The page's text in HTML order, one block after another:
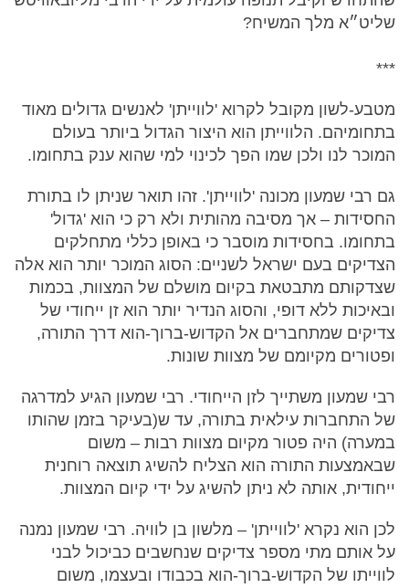
שליט״א מלך המשיח?
***
מטבע-לשון מקובל לקרוא 'לווייתן' לאנשים גדולים מאוד
בתחומיהם. הלווייתן הוא היצור הגדול ביותר בעולם
המוכר לנו ולכן שמו הפך לכינוי למי שהוא ענק בתחומו.
גם רבי שמעון מכונה 'לווייתן'. זהו תואר שניתן לו בתורת
החסידות – אך מסיבה מהותית ולא רק כי הוא 'גדול'
בתחומו. בחסידות מוסבר כי באופן כללי מתחלקים
הצדיקים בעם ישראל לשניים: הסוג המוכר יותר הוא אלה
שצדקותם מתבטאת בקיום מושלם של המצוות, בכמות
ובאיכות ללא דופי, והסוג הנדיר יותר הוא זן ייחודי של
צדיקים שמתחברים אל הקדוש-ברוך-הוא דרך התורה,
ופטורים מקיומם של מצוות שונות.
רבי שמעון משתייך לזן הייחודי. רבי שמעון הגיע למדרגה
של התחברות עילאית בתורה, עד ש(בעיקר בזמן שהותו
במערה) היה פטור מקיום מצוות רבות – משום
שבאמצעות התורה הוא הצליח להשיג תוצאה רוחנית
ייחודית, אותה לא ניתן להשיג על ידי קיום המצוות.
לכן הוא נקרא 'לווייתן' – מלשון בן לוויה. רבי שמעון נמנה
על אותם מתי מספר צדיקים שנחשבים כביכול לבני
לווייתו של הקדוש-ברוך-הוא בכבודו ובעצמו, משום